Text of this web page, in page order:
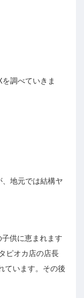
を調べていきま
地元では結構ヤ
供に恵まれます
ピオカ店の店長
ています。その後